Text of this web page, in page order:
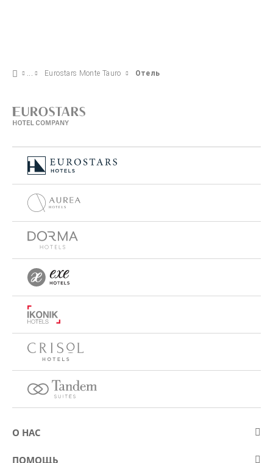
Eurostars Monte Tauro Отель
О НАС
О компании Eurostars Hotel Company
ПОМОЩЬ